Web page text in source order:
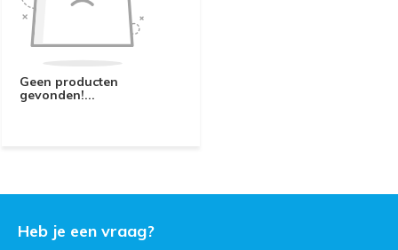
Geen producten
gevonden!...
Heb je een vraag?